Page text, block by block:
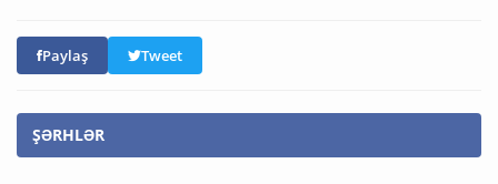
Paylaş Tweet
ŞƏRHLƏR